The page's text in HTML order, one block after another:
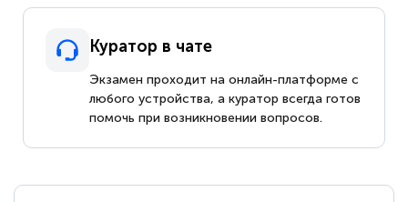
Куратор в чате
Экзамен проходит на онлайн-платформе с
любого устройства, а куратор всегда готов
помочь при возникновении вопросов.